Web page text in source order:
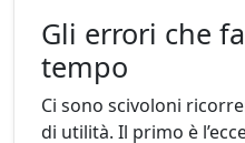
Gli errori che
tempo
Ci sono scivoloni
di utilità. Il primo è